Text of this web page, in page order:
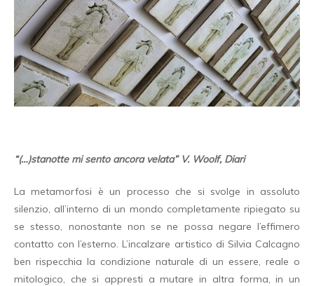
“(…)stanotte mi sento ancora velata” V. Woolf, Diari
La metamorfosi è un processo che si svolge in assoluto
silenzio, all’interno di un mondo completamente ripiegato su
se stesso, nonostante non se ne possa negare l’effimero
contatto con l’esterno. L’incalzare artistico di Silvia Calcagno
ben rispecchia la condizione naturale di un essere, reale o
mitologico, che si appresti a mutare in altra forma, in un